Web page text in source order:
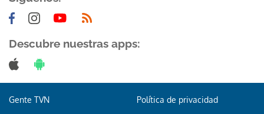
Descubre nuestras apps:
Gente TVN Política de privacidad